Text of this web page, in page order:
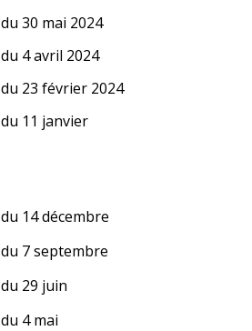
du 30 mai 2024
du 4 avril 2024
du 23 février 2024
du 11 janvier
du 14 décembre
du 7 septembre
du 29 juin
du 4 mai